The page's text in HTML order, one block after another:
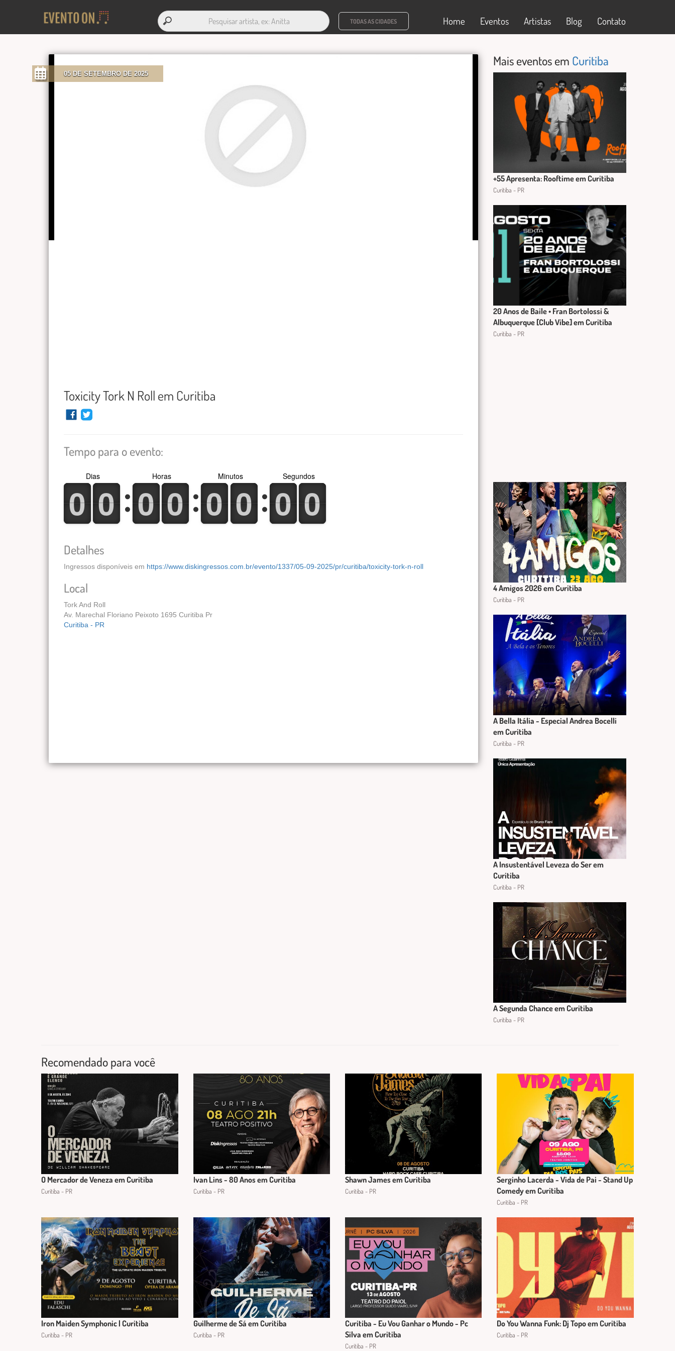
TODAS AS CIDADES Home Eventos Artistas Blog Contato
05 DE SETEMBRO DE 2025
Toxicity Tork N Roll em Curitiba
Tempo para o evento:
0
0
1
1 0
0
1
1
Dias
0
0
1
1 0
0
1
1
Horas
0
0
1
1 0
0
1
1
Minutos
0
0
1
1 0
0
1
1
Segundos
Detalhes
Ingressos disponíveis em https://www.diskingressos.com.br/evento/1337/05-09-2025/pr/curitiba/toxicity-tork-n-roll
Local
Tork And Roll
Av. Marechal Floriano Peixoto 1695 Curitiba Pr
Curitiba - PR
Mais eventos em Curitiba
+55 Apresenta: Rooftime em Curitiba
Curitiba - PR
20 Anos de Baile • Fran Bortolossi &
Albuquerque [Club Vibe] em Curitiba
Curitiba - PR
4 Amigos 2026 em Curitiba
Curitiba - PR
A Bella Itália - Especial Andrea Bocelli
em Curitiba
Curitiba - PR
A Insustentável Leveza do Ser em
Curitiba
Curitiba - PR
A Segunda Chance em Curitiba
Curitiba - PR
Recomendado para você
O Mercador de Veneza em Curitiba
Curitiba - PR
Ivan Lins - 80 Anos em Curitiba
Curitiba - PR
Shawn James em Curitiba
Curitiba - PR
Serginho Lacerda - Vida de Pai - Stand Up
Comedy em Curitiba
Curitiba - PR
Iron Maiden Symphonic | Curitiba
Curitiba - PR
Guilherme de Sá em Curitiba
Curitiba - PR
Curitiba - Eu Vou Ganhar o Mundo - Pc
Silva em Curitiba
Curitiba - PR
Do You Wanna Funk: Dj Topo em Curitiba
Curitiba - PR